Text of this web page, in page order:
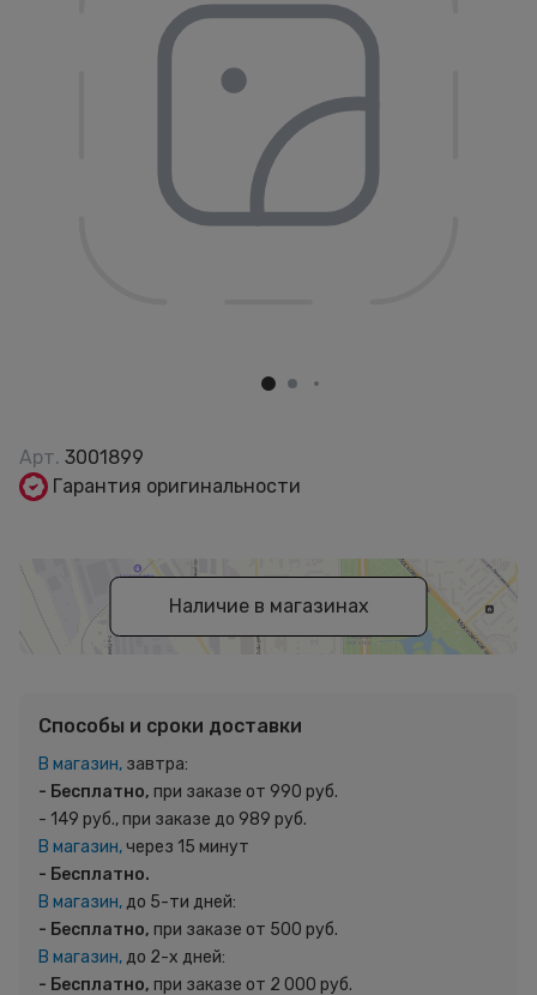
Арт. 3001899
Гарантия оригинальности
Наличие в магазинах
Способы и сроки доставки
В магазин, завтра:
- Бесплатно, при заказе от 990 руб.
- 149 руб., при заказе до 989 руб.
В магазин,через 15 минут
- Бесплатно.
В магазин,до 5-ти дней:
- Бесплатно, при заказе от 500 руб.
В магазин,до 2-х дней:
- Бесплатно, при заказе от 2 000 руб.